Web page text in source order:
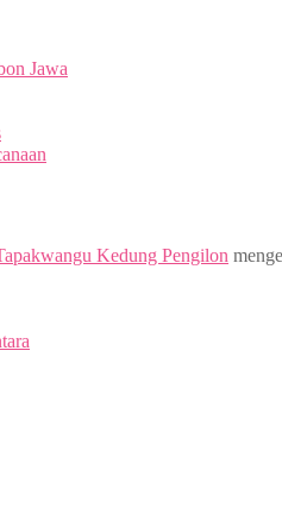
Jawa
Kedung Pengilon